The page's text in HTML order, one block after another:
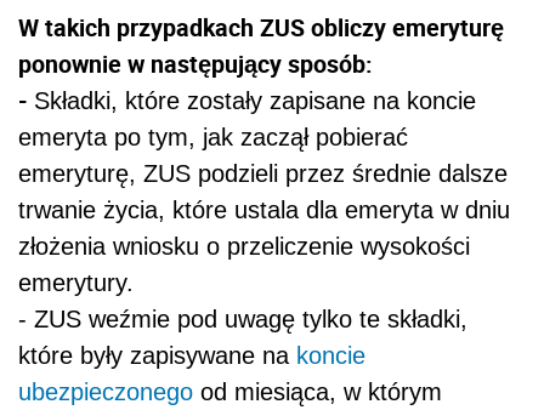
W takich przypadkach ZUS obliczy emeryturę
ponownie w następujący sposób:
- Składki, które zostały zapisane na koncie
emeryta po tym, jak zaczął pobierać
emeryturę, ZUS podzieli przez średnie dalsze
trwanie życia, które ustala dla emeryta w dniu
złożenia wniosku o przeliczenie wysokości
emerytury.
- ZUS weźmie pod uwagę tylko te składki,
które były zapisywane na koncie
ubezpieczonego od miesiąca, w którym